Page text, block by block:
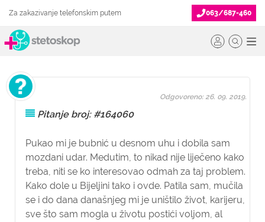
Za zakazivanje telefonskim putem 063/687-460
Pitanje broj: #164060
Pukao mi je bubnić u desnom uhu i dobila sam
mozdani udar. Medutim, to nikad nije liječeno kako
treba, niti se ko interesovao odmah za taj problem.
Kako dole u Bijeljini tako i ovde. Patila sam, mučila
se i do dana današnjeg mi je uništilo život, karijeru,
sve što sam mogla u životu postići voljom, al
Odgovoreno: 26. 09. 2019.